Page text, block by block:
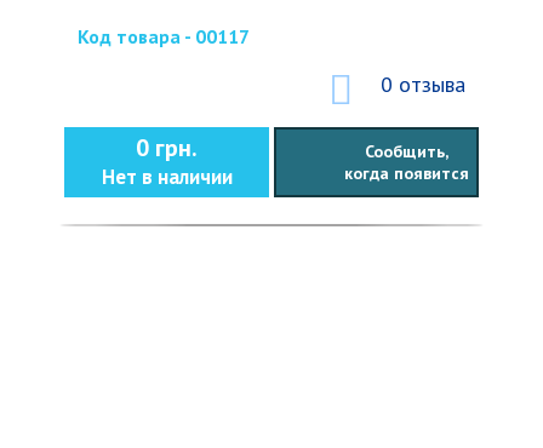
Код товара - 00117
0 отзыва
0 грн.
Нет в наличии
Сообщить,
когда появится